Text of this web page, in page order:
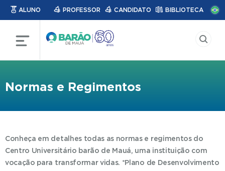
ALUNO PROFESSOR CANDIDATO BIBLIOTECA
Normas e Regimentos
Conheça em detalhes todas as normas e regimentos do
Centro Universitário barão de Mauá, uma instituição com
vocação para transformar vidas. *Plano de Desenvolvimento